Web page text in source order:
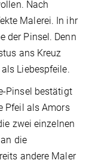
Nach
Malerei. In ihr
der Pinsel. Denn
ans Kreuz
Liebespfeile.
Pinsel bestätigt
Pfeil als Amors
zwei einzelnen
die
andere Maler